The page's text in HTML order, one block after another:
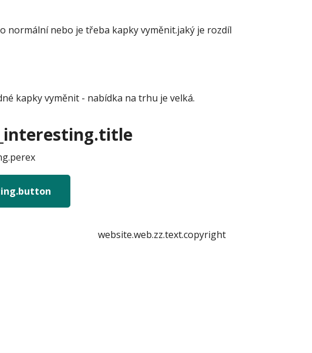
normální nebo je třeba kapky vyměnit.jaký je rozdíl
kapky vyměnit - nabídka na trhu je velká.
website.web.zz.text.copyright